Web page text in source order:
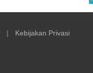
| Kebijakan Privasi